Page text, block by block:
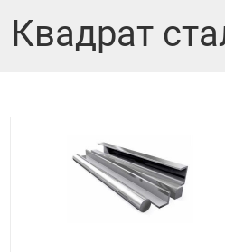
Квадрат